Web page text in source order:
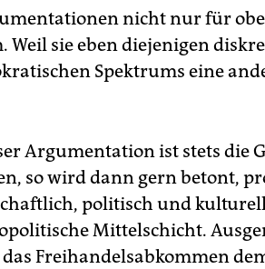
nicht nur für
Weil sie eben diejenigen
Spektrums eine
Argumentation ist stets die
so wird dann gern betont,
politisch und
Mittelschicht.
Freihandelsabkommen